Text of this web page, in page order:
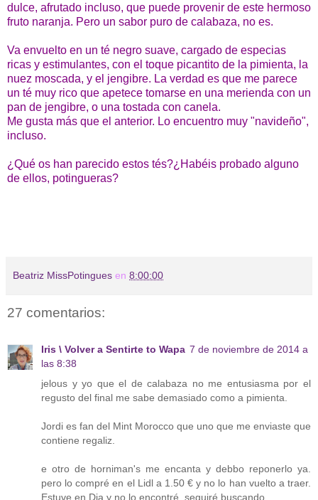
dulce, afrutado incluso, que puede provenir de este hermoso
fruto naranja. Pero un sabor puro de calabaza, no es.
Va envuelto en un té negro suave, cargado de especias
ricas y estimulantes, con el toque picantito de la pimienta, la
nuez moscada, y el jengibre. La verdad es que me parece
un té muy rico que apetece tomarse en una merienda con un
pan de jengibre, o una tostada con canela.
Me gusta más que el anterior. Lo encuentro muy "navideño",
incluso.
¿Qué os han parecido estos tés?¿Habéis probado alguno
de ellos, potingueras?
Beatriz MissPotingues en 8:00:00
27 comentarios:
Iris \ Volver a Sentirte to Wapa 7 de noviembre de 2014 a
las 8:38
jelous y yo que el de calabaza no me entusiasma por el
regusto del final me sabe demasiado como a pimienta.
Jordi es fan del Mint Morocco que uno que me enviaste que
contiene regaliz.
e otro de horniman's me encanta y debbo reponerlo ya.
pero lo compré en el Lidl a 1.50 € y no lo han vuelto a traer.
Estuve en Dia y no lo encontré, seguiré buscando.